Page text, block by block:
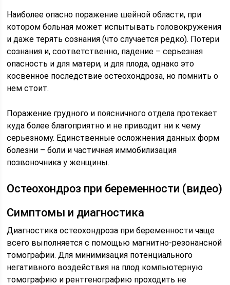
Наиболее опасно поражение шейной области, при
котором больная может испытывать головокружения
и даже терять сознания (что случается редко). Потери
сознания и, соответственно, падение – серьезная
опасность и для матери, и для плода, однако это
косвенное последствие остеохондроза, но помнить о
нем стоит.
Поражение грудного и поясничного отдела протекает
куда более благоприятно и не приводит ни к чему
серьезному. Единственные осложнения данных форм
болезни – боли и частичная иммобилизация
позвоночника у женщины.
Остеохондроз при беременности (видео)
Симптомы и диагностика
Диагностика остеохондроза при беременности чаще
всего выполняется с помощью магнитно-резонансной
томографии. Для минимизация потенциального
негативного воздействия на плод компьютерную
томографию и рентгенографию проходить не